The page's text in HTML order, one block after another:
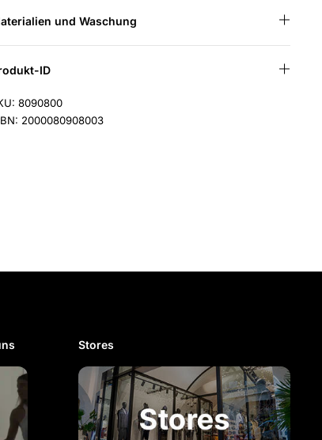
und Waschung
ID
8090800
2000080908003
Stores